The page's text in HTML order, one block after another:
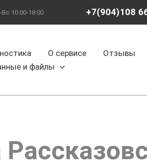
10:00-18:00 +7(904)108
О сервисе Отзывы
и файлы